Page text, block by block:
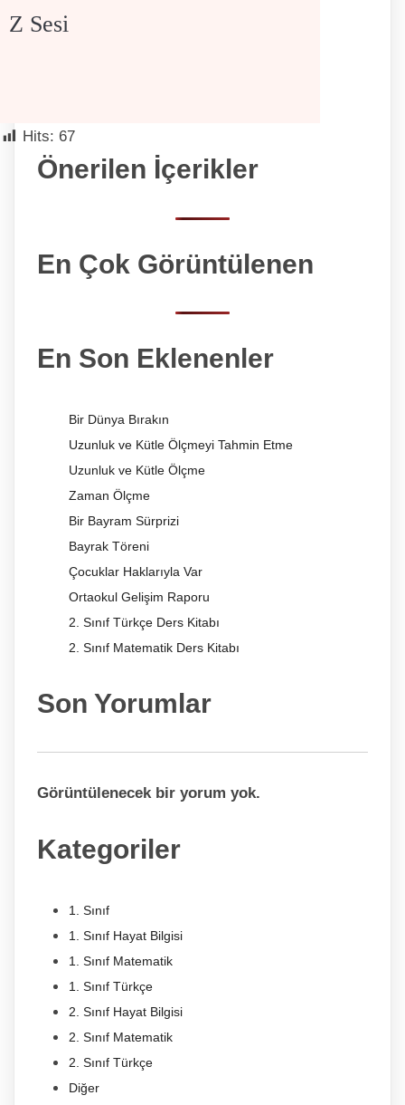
Z Sesi
Hits: 67
Önerilen İçerikler
En Çok Görüntülenen
En Son Eklenenler
Bir Dünya Bırakın
Uzunluk ve Kütle Ölçmeyi Tahmin Etme
Uzunluk ve Kütle Ölçme
Zaman Ölçme
Bir Bayram Sürprizi
Bayrak Töreni
Çocuklar Haklarıyla Var
Ortaokul Gelişim Raporu
2. Sınıf Türkçe Ders Kitabı
2. Sınıf Matematik Ders Kitabı
Son Yorumlar
Görüntülenecek bir yorum yok.
Kategoriler
1. Sınıf
1. Sınıf Hayat Bilgisi
1. Sınıf Matematik
1. Sınıf Türkçe
2. Sınıf Hayat Bilgisi
2. Sınıf Matematik
2. Sınıf Türkçe
Diğer